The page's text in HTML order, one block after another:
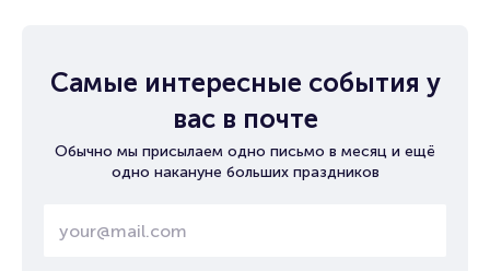
Самые интересные события у
вас в почте
Обычно мы присылаем одно письмо в месяц и ещё
одно накануне больших праздников